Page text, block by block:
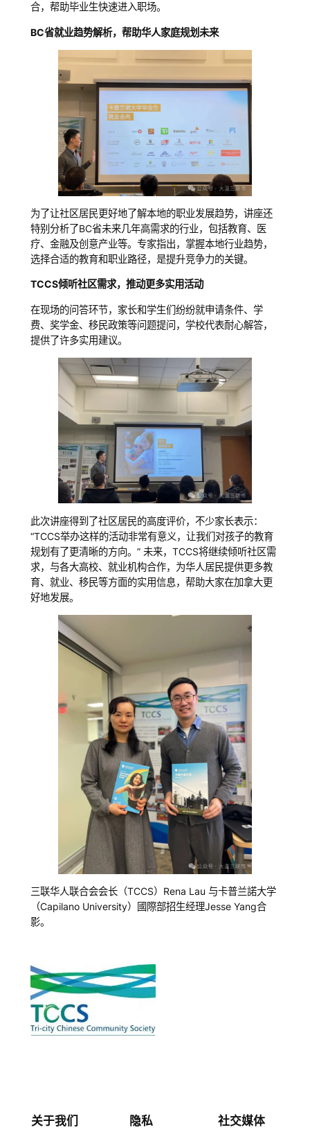
合，帮助毕业生快速进入职场。
BC省就业趋势解析，帮助华人家庭规划未来
为了让社区居民更好地了解本地的职业发展趋势，讲座还
特别分析了BC省未来几年高需求的行业，包括教育、医
疗、金融及创意产业等。专家指出，掌握本地行业趋势，
选择合适的教育和职业路径，是提升竞争力的关键。
TCCS倾听社区需求，推动更多实用活动
在现场的问答环节，家长和学生们纷纷就申请条件、学
费、奖学金、移民政策等问题提问，学校代表耐心解答，
提供了许多实用建议。
此次讲座得到了社区居民的高度评价，不少家长表示：
“TCCS举办这样的活动非常有意义，让我们对孩子的教育
规划有了更清晰的方向。” 未来，TCCS将继续倾听社区需
求，与各大高校、就业机构合作，为华人居民提供更多教
育、就业、移民等方面的实用信息，帮助大家在加拿大更
好地发展。
三联华人联合会会长（TCCS）Rena Lau 与卡普兰諾大学
（Capilano University）國際部招生经理Jesse Yang合
影。
关于我们 隐私 社交媒体